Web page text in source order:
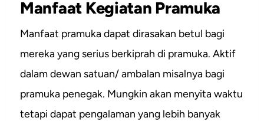
Manfaat Kegiatan Pramuka
Manfaat pramuka dapat dirasakan betul bagi
mereka yang serius berkiprah di pramuka. Aktif
dalam dewan satuan/ ambalan misalnya bagi
pramuka penegak. Mungkin akan menyita waktu
tetapi dapat pengalaman yang lebih banyak